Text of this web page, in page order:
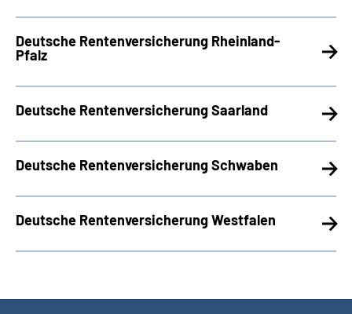
Deutsche Rentenversicherung Rheinland-
Pfalz
Deutsche Rentenversicherung Saarland
Deutsche Rentenversicherung Schwaben
Deutsche Rentenversicherung Westfalen